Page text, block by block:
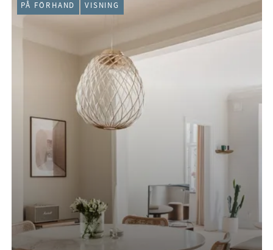
PÅ FÖRHAND VISNING